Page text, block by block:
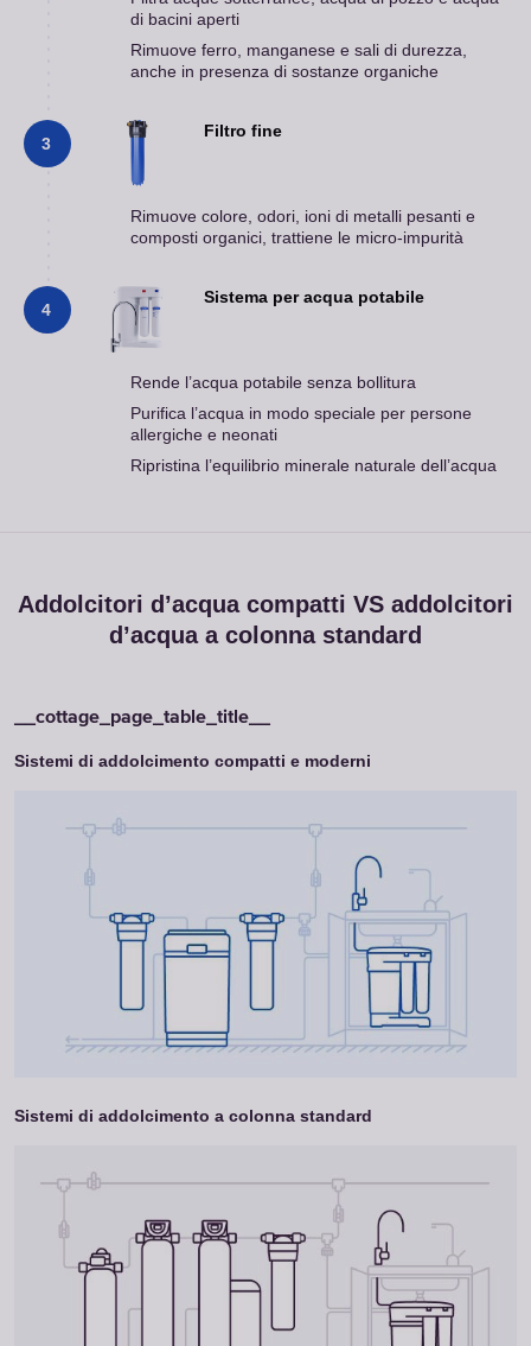
di bacini aperti
Rimuove ferro, manganese e sali di durezza,
anche in presenza di sostanze organiche
3
Filtro fine
Rimuove colore, odori, ioni di metalli pesanti e
composti organici, trattiene le micro-impurità
4
Sistema per acqua potabile
Rende l’acqua potabile senza bollitura
Purifica l’acqua in modo speciale per persone
allergiche e neonati
Ripristina l’equilibrio minerale naturale dell’acqua
Addolcitori d’acqua compatti VS addolcitori
d’acqua a colonna standard
Sistemi di addolcimento compatti e moderni
Sistemi di addolcimento a colonna standard